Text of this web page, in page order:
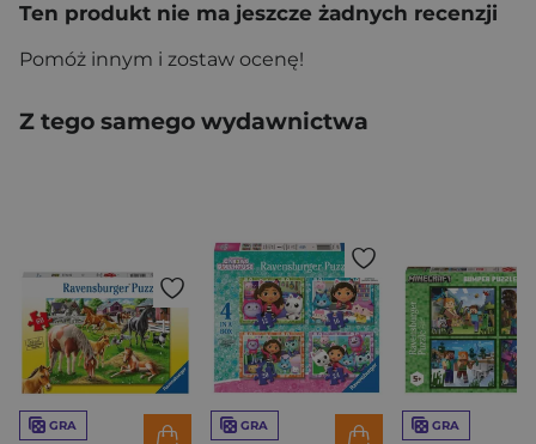
Ten produkt nie ma jeszcze żadnych recenzji
Pomóż innym i zostaw ocenę!
Z tego samego wydawnictwa
GRA GRA GRA